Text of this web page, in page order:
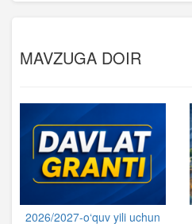
MAVZUGA DOIR
2026/2027-o‘quv yili uchun